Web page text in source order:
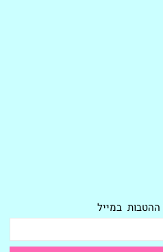
ההטבות במייל